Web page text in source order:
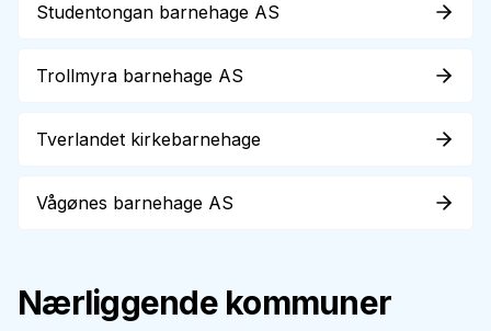
Studentongan barnehage AS
Trollmyra barnehage AS
Tverlandet kirkebarnehage
Vågønes barnehage AS
Nærliggende kommuner